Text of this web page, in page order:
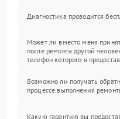
Диагностика проводится
Может ли вместо меня
после ремонта другой
телефон которого я
Возможно ли получать
процессе выполнения
Какую гарантию вы